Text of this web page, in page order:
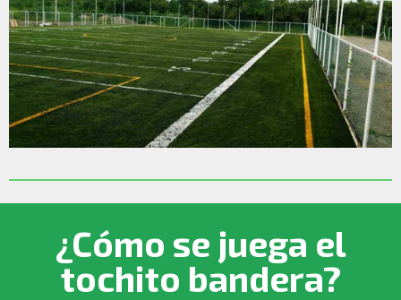
¿Cómo se juega el
tochito bandera?